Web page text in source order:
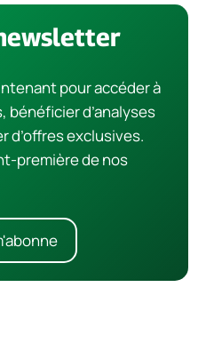
pour accéder à
d’analyses
d’offres exclusives.
première de nos